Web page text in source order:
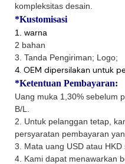
kompleksitas desain.
*Kustomisasi
1. warna
2 bahan
3. Tanda Pengiriman; Logo;
4. OEM dipersilakan untuk
*Ketentuan Pembayaran:
Uang muka 1,30% sebelum
B/L.
2. Untuk pelanggan tetap,
persyaratan pembayaran
3. Mata uang USD atau HKD
4. Kami dapat menawarkan